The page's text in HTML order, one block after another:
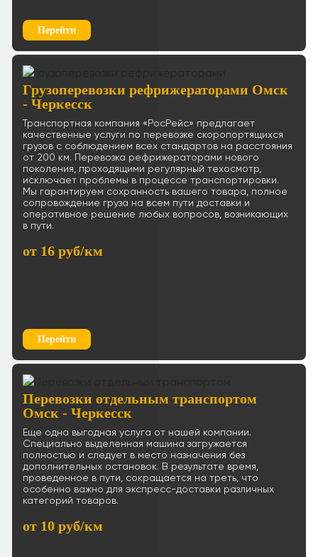
Перейти
Грузоперевозки рефрижераторами Омск
- Черкесск
Транспортная компания «РосРейс» предлагает
качественные услуги по перевозке скоропортящихся
грузов с соблюдением всех стандартов на расстояния
от 200 км. Перевозка рефрижераторами нового
поколения, проходящими регулярный техосмотр,
исключает проблемы в процессе транспортировки.
Мы гарантируем сохранность вашего товара, полное
сопровождение груза на всем пути доставки и
оперативное решение любых вопросов, возникающих
в пути.
от 16 руб/км
Перейти
Перевозки отдельным транспортом
Омск - Черкесск
Еще одна выгодная услуга от нашей компании.
Специально выделенная машина загружается
полностью и следует в место назначения без
дополнительных остановок. В результате время,
проведенное в пути, сокращается на треть, что
особенно важно для экспресс-доставки различных
категорий товаров.
от 10 руб/км